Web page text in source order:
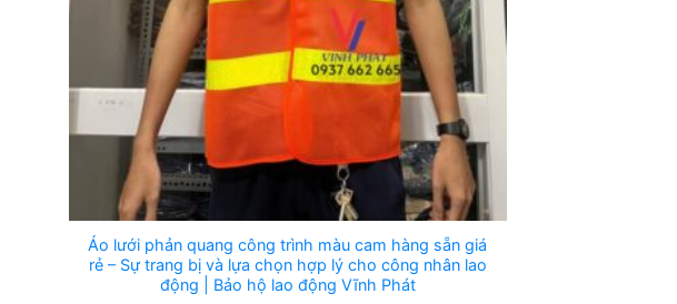
Áo lưới phản quang công trình màu cam hàng sẵn giá
rẻ – Sự trang bị và lựa chọn hợp lý cho công nhân lao
động | Bảo hộ lao động Vĩnh Phát